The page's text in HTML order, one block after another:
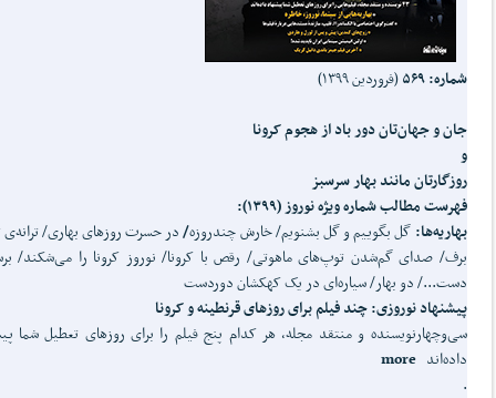
شماره: ۵۶۹
(فروردین ۱۳۹۹)
جان و جهان‌تان دور باد از هجوم کرونا
و
روزگارتان مانند بهار سرسبز
فهرست مطالب شماره ویژه نوروز (۱۳۹۹):
بهاریه‌ها: گل بگوییم و گل بشنویم/ خارش چندروزه/در حسرت روزهای بهاری/ ترانه‌ی
برف/ صدای گم‌شدن توپ‌های ماهوتی/ رقص با کرونا/ نوروز کرونا را می‌شکند/
دست.../ دو بهار/ سیاره‌ای در یک کهکشان دوردست
پیشنهاد نوروزی:چند فیلم برای روزهای قرنطینه و کرونا
سی‌وچهارنویسنده و منتقد مجله، هر کدام پنج فیلم‌ را برای روزهای تعطیل شما
داده‌اندmore
.